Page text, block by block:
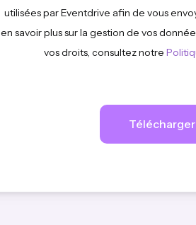
utilisées par Eventdrive afin de vous
en savoir plus sur la gestion de vos
vos droits, consultez notre